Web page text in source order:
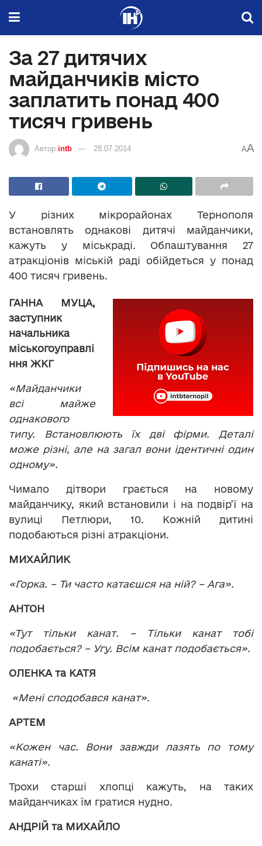
За 27 дитячих
майданчиків місто
заплатить понад 400
тисяч гривень
Автор intb 28.07.2014 AA
У різних мікрорайонах Тернополя
встановлять однакові дитячі майданчики,
кажуть у міськраді. Облаштування 27
атракціонів міській раді обійдеться у понад
400 тисяч гривень.
ГАННА МУЦА,
заступник
начальника
міськогоуправлі
ння ЖКГ
«Майданчики
всі майже
однакового
типу. Встановлюють їх дві фірми. Деталі
може різні, але на загал вони ідентичні один
одному».
Чимало дітвори грається на новому
майданчику, який встановили і на подвір’ї на
вулиці Петлюри, 10. Кожній дитині
подобаються різні атракціони.
МИХАЙЛИК
«Горка. – Ти часто катаєшся на ній? – Ага».
АНТОН
«Тут тільки канат. – Тільки канат тобі
подобається? – Угу. Всім канат подобається».
ОЛЕНКА та КАТЯ
«Мені сподобався канат».
АРТЕМ
«Кожен час. Вони завжди лазять по тому
канаті».
Трохи старші хлопці кажуть, на таких
майданчиках їм гратися нудно.
АНДРІЙ та МИХАЙЛО